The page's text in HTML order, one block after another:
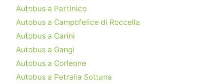
Autobus a Partinico
Autobus a Campofelice di Roccella
Autobus a Carini
Autobus a Gangi
Autobus a Corleone
Autobus a Petralia Sottana